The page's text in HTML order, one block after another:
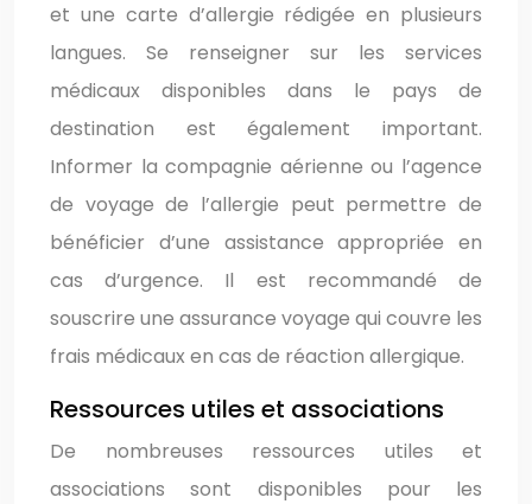
et une carte d’allergie rédigée en plusieurs
langues. Se renseigner sur les services
médicaux disponibles dans le pays de
destination est également important.
Informer la compagnie aérienne ou l’agence
de voyage de l’allergie peut permettre de
bénéficier d’une assistance appropriée en
cas d’urgence. Il est recommandé de
souscrire une assurance voyage qui couvre les
frais médicaux en cas de réaction allergique.
Ressources utiles et associations
De nombreuses ressources utiles et
associations sont disponibles pour les